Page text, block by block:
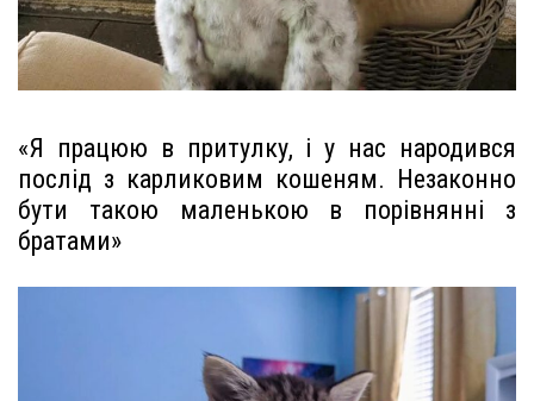
«Я працюю в притулку, і у нас народився
послід з карликовим кошеням. Незаконно
бути такою маленькою в порівнянні з
братами»